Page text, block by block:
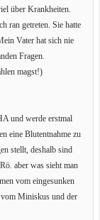
über Krankheiten.
ran getreten. Sie hatte
Vater hat sich nie
Fragen.
magst!)
und werde erstmal
eine Blutentnahme zu
stellt, deshalb sind
aber was sieht man
vom eingesunken
Miniskus und der